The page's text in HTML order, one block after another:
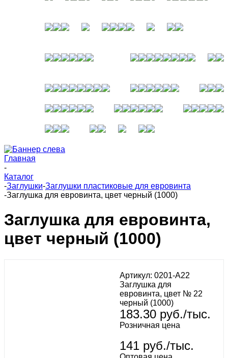
Главная
-
Каталог
-Заглушки-Заглушки пластиковые для евровинта
-Заглушка для евровинта, цвет черный (1000)
Заглушка для евровинта,
цвет черный (1000)
Артикул: 0201-A22
Заглушка для
евровинта, цвет № 22
черный (1000)
183.30 руб./тыс.
Розничная цена
141 руб./тыс.